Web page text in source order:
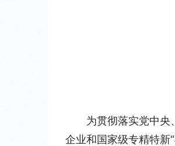
为贯彻落实党中央
企业和国家级专精特新